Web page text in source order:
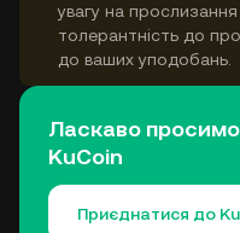
увагу на
толерантність до
до ваших уподобань.
Ласкаво
KuCoin
Приєднатися до